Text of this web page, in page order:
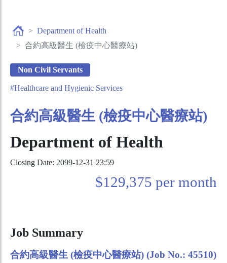
Department of Health
合約高級醫生 (檢疫中心醫療站)
Non Civil Servants
#Healthcare and Hygienic Services
合約高級醫生 (檢疫中心醫療站)
Department of Health
Closing Date: 2099-12-31 23:59
$129,375 per month
Job Summary
合約高級醫生 (檢疫中心醫療站) (Job No.: 45510)